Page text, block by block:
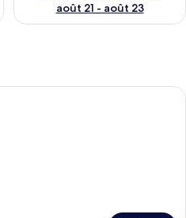
août 21 - août 23
Coffres-forts dans les chambres,